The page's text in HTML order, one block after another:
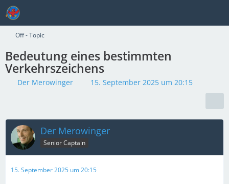
Off - Topic
Bedeutung eines bestimmten
Verkehrszeichens
Der Merowinger 15. September 2025 um 20:15
Der Merowinger
Senior Captain
15. September 2025 um 20:15